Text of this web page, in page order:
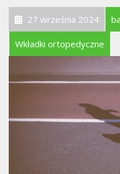
27 września 2024
Wkładki ortopedyczne